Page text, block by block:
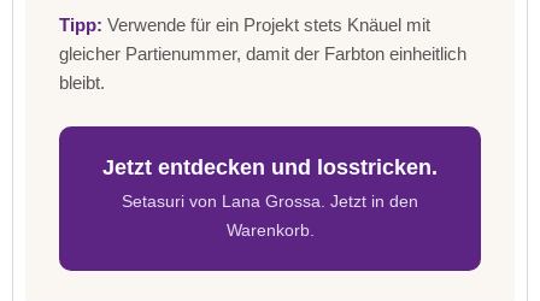
Tipp: Verwende für ein Projekt stets Knäuel mit
gleicher Partienummer, damit der Farbton einheitlich
bleibt.
Jetzt entdecken und losstricken.
Setasuri von Lana Grossa. Jetzt in den
Warenkorb.